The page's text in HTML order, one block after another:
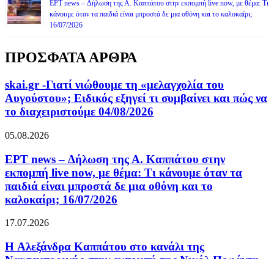
ΕΡΤ news – Δήλωση της Α. Καππάτου στην εκπομπή live now, με θέμα: Τι
κάνουμε όταν τα παιδιά είναι μπροστά δε μια οθόνη και το καλοκαίρι;
16/07/2026
ΠΡΟΣΦΑΤΑ ΑΡΘΡΑ
skai.gr -Γιατί νιώθουμε τη «μελαγχολία του
Αυγούστου»; Ειδικός εξηγεί τι συμβαίνει και πώς να
το διαχειριστούμε 04/08/2026
05.08.2026
ΕΡΤ news – Δήλωση της Α. Καππάτου στην
εκπομπή live now, με θέμα: Τι κάνουμε όταν τα
παιδιά είναι μπροστά δε μια οθόνη και το
καλοκαίρι; 16/07/2026
17.07.2026
H Αλεξάνδρα Καππάτου στο κανάλι της